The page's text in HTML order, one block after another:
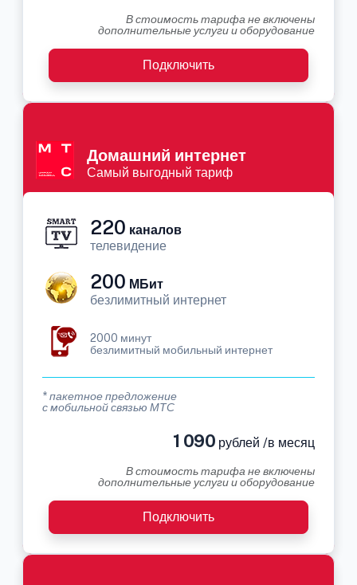
В стоимость тарифа не включены
дополнительные услуги и оборудование
Подключить
Домашний интернет
Самый выгодный тариф
220 каналов
телевидение
200 МБит
безлимитный интернет
2000 минут
безлимитный мобильный интернет
* пакетное предложение
с мобильной связью МТС
1 090 рублей /в месяц
В стоимость тарифа не включены
дополнительные услуги и оборудование
Подключить